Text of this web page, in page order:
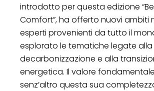
introdotto per questa edizione
Comfort”, ha offerto nuovi ambiti
esperti provenienti da tutto il
esplorato le tematiche legate alla
decarbonizzazione e alla
energetica. Il valore fondamentale
senz’altro questa sua